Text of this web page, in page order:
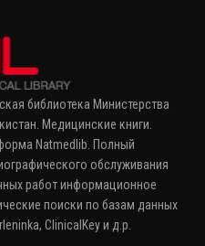
библиотека Министерства
Медицинские книги.
Natmedlib. Полный
обслуживания
работ информационное
поиски по базам данных
ClinicalKey и д.р.